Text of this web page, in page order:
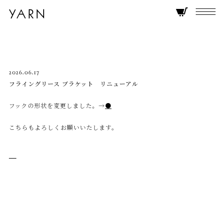
2026.06.17
フライングリース ブラケット リニューアル
フックの形状を変更しました。→●
こちらもよろしくお願いいたします。